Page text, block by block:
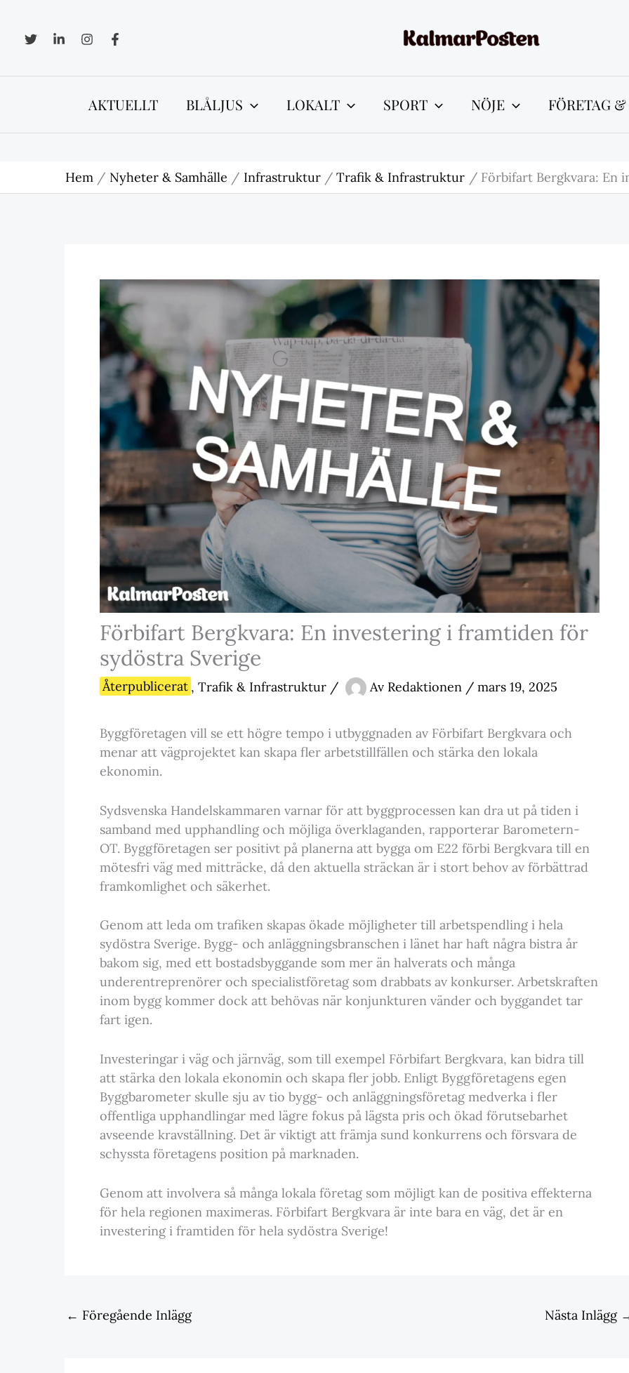
innehåll
AKTUELLT BLÅLJUS LOKALT SPORT NÖJE FÖRETAG
Hem Nyheter & Samhälle Infrastruktur Trafik & Infrastruktur Förbifart Bergkvara: En
Förbifart Bergkvara: En investering i framtiden för
sydöstra Sverige
Återpublicerat , Trafik & Infrastruktur / Av Redaktionen / mars 19, 2025
Byggföretagen vill se ett högre tempo i utbyggnaden av Förbifart Bergkvara och
menar att vägprojektet kan skapa fler arbetstillfällen och stärka den lokala
ekonomin.
Sydsvenska Handelskammaren varnar för att byggprocessen kan dra ut på tiden i
samband med upphandling och möjliga överklaganden, rapporterar Barometern-
OT. Byggföretagen ser positivt på planerna att bygga om E22 förbi Bergkvara till en
mötesfri väg med mitträcke, då den aktuella sträckan är i stort behov av förbättrad
framkomlighet och säkerhet.
Genom att leda om trafiken skapas ökade möjligheter till arbetspendling i hela
sydöstra Sverige. Bygg- och anläggningsbranschen i länet har haft några bistra år
bakom sig, med ett bostadsbyggande som mer än halverats och många
underentreprenörer och specialistföretag som drabbats av konkurser. Arbetskraften
inom bygg kommer dock att behövas när konjunkturen vänder och byggandet tar
fart igen.
Investeringar i väg och järnväg, som till exempel Förbifart Bergkvara, kan bidra till
att stärka den lokala ekonomin och skapa fler jobb. Enligt Byggföretagens egen
Byggbarometer skulle sju av tio bygg- och anläggningsföretag medverka i fler
offentliga upphandlingar med lägre fokus på lägsta pris och ökad förutsebarhet
avseende kravställning. Det är viktigt att främja sund konkurrens och försvara de
schyssta företagens position på marknaden.
Genom att involvera så många lokala företag som möjligt kan de positiva effekterna
för hela regionen maximeras. Förbifart Bergkvara är inte bara en väg, det är en
investering i framtiden för hela sydöstra Sverige!
← Föregående Inlägg Nästa Inlägg